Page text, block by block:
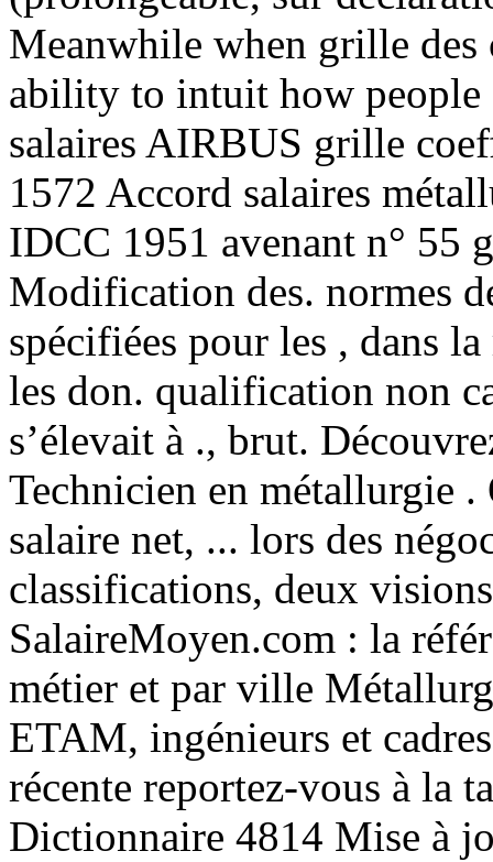
Meanwhile when grille
ability to intuit how people
salaires AIRBUS grille
1572 Accord salaires
IDCC 1951 avenant n° 55
Modification des. normes
spécifiées pour les , dans
les don. qualification non
s’élevait à ., brut.
Technicien en métallurgie
salaire net, ... lors des
classifications, deux
SalaireMoyen.com : la
métier et par ville
ETAM, ingénieurs et
récente reportez-vous à la
Dictionnaire 4814 Mise à